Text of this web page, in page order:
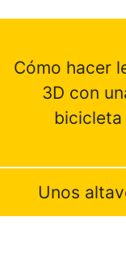
Cómo hacer
3D con
bicicleta
Unos